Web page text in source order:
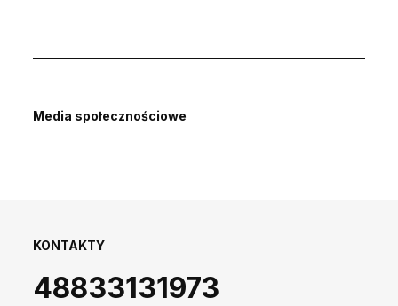
Media społecznościowe
KONTAKTY
48833131973